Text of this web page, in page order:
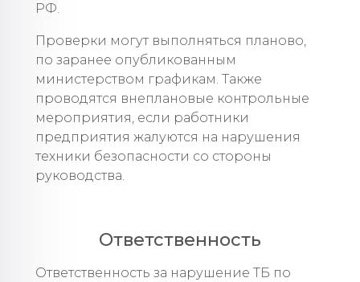
РФ.
Проверки могут выполняться планово,
по заранее опубликованным
министерством графикам. Также
проводятся внеплановые контрольные
мероприятия, если работники
предприятия жалуются на нарушения
техники безопасности со стороны
руководства.
Ответственность
Ответственность за нарушение ТБ по